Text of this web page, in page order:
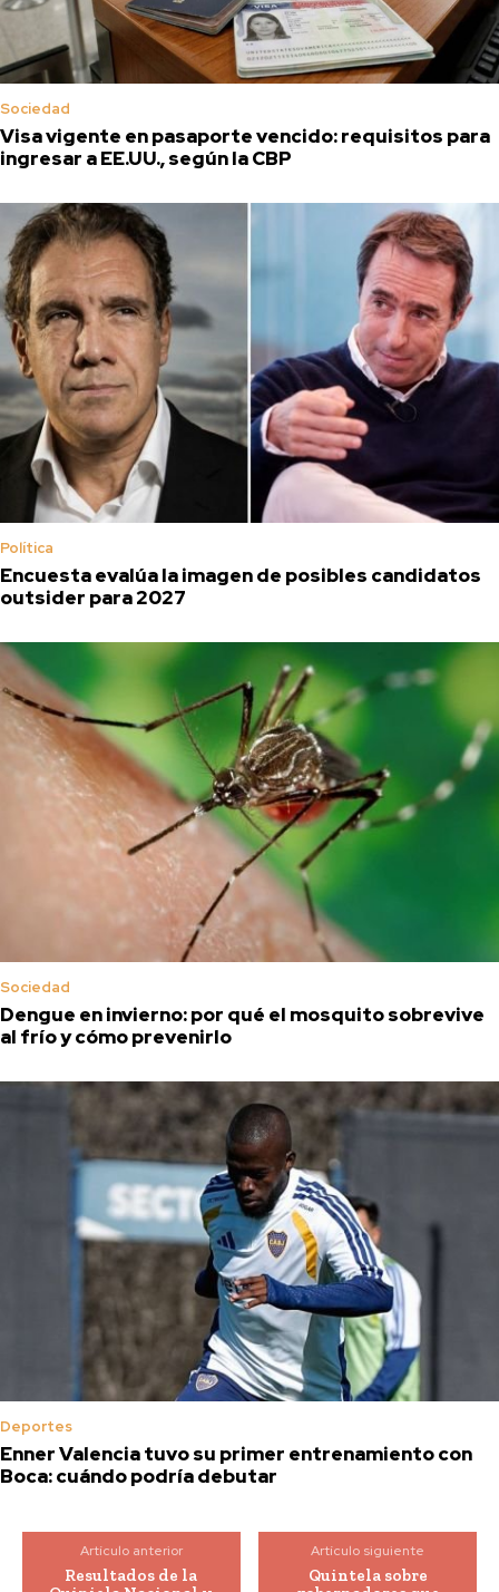
Sociedad
Visa vigente en pasaporte vencido: requisitos para
ingresar a EE.UU., según la CBP
Política
Encuesta evalúa la imagen de posibles candidatos
outsider para 2027
Sociedad
Dengue en invierno: por qué el mosquito sobrevive
al frío y cómo prevenirlo
Deportes
Enner Valencia tuvo su primer entrenamiento con
Boca: cuándo podría debutar
Artículo anterior
Resultados de la
Artículo siguiente
Quintela sobre